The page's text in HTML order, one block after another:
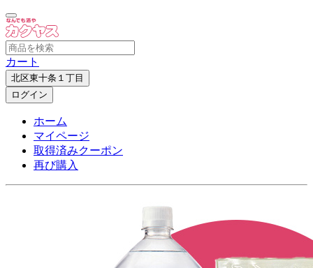
カート
北区東十条１丁目
ログイン
ホーム
マイページ
取得済みクーポン
再び購入